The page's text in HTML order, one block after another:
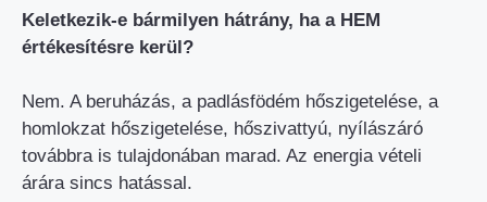
Keletkezik-e bármilyen hátrány, ha a HEM
értékesítésre kerül?
Nem. A beruházás, a padlásfödém hőszigetelése, a
homlokzat hőszigetelése, hőszivattyú, nyílászáró
továbbra is tulajdonában marad. Az energia vételi
árára sincs hatással.